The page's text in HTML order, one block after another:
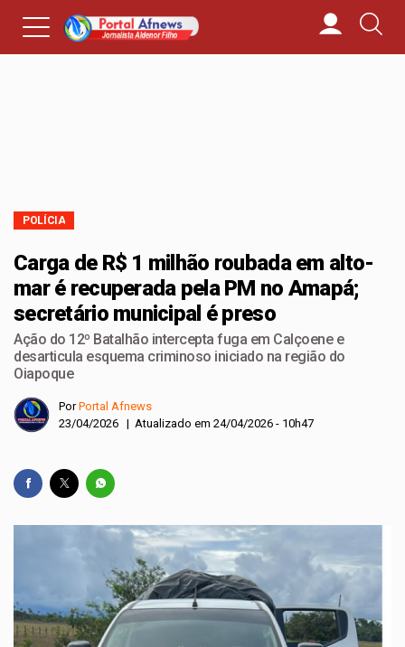
POLÍCIA
Carga de R$ 1 milhão roubada em alto-
mar é recuperada pela PM no Amapá;
secretário municipal é preso
Ação do 12º Batalhão intercepta fuga em Calçoene e
desarticula esquema criminoso iniciado na região do
Oiapoque
PorPortal Afnews
23/04/2026 | Atualizado em 24/04/2026 - 10h47